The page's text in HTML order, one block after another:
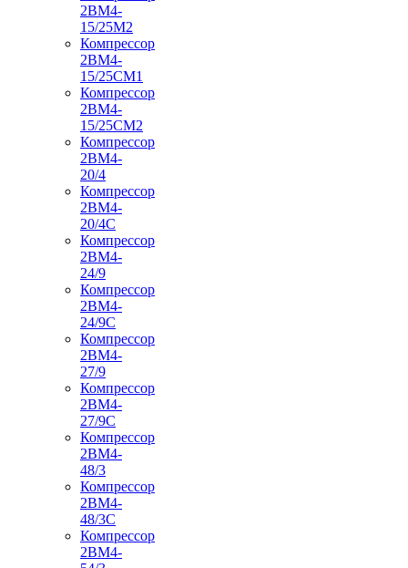
2ВМ4-
15/25М2
Компрессор
2ВМ4-
15/25СМ1
Компрессор
2ВМ4-
15/25СМ2
Компрессор
2ВМ4-
20/4
Компрессор
2ВМ4-
20/4С
Компрессор
2ВМ4-
24/9
Компрессор
2ВМ4-
24/9С
Компрессор
2ВМ4-
27/9
Компрессор
2ВМ4-
27/9С
Компрессор
2ВМ4-
48/3
Компрессор
2ВМ4-
48/3С
Компрессор
2ВМ4-